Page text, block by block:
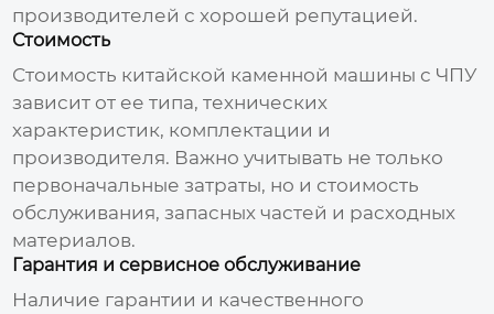
производителей с хорошей репутацией.
Стоимость
Стоимость китайской каменной машины с ЧПУ
зависит от ее типа, технических
характеристик, комплектации и
производителя. Важно учитывать не только
первоначальные затраты, но и стоимость
обслуживания, запасных частей и расходных
материалов.
Гарантия и сервисное обслуживание
Наличие гарантии и качественного